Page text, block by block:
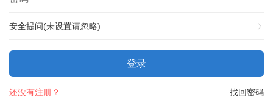
安全提问(未设置请忽略)
登录
找回密码
还没有注册？